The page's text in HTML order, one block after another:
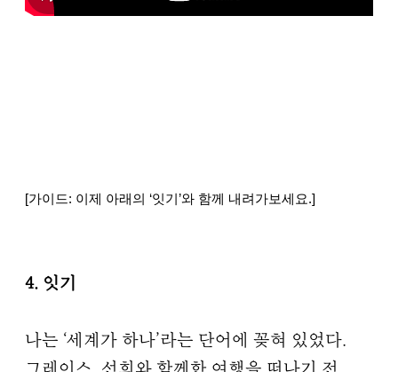
[가이드: 이제 아래의 ‘잇기’와 함께 내려가보세요.]
4. 잇기
나는 ‘세계가 하나’라는 단어에 꽂혀 있었다.